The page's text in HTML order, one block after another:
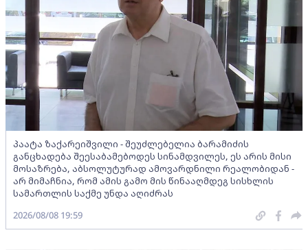
პაატა ზაქარეიშვილი - შეუძლებელია ბარამიძის
განცხადება შეესაბამებოდეს სინამდვილეს, ეს არის მისი
მოსაზრება, აბსოლუტურად ამოვარდნილი რეალობიდან -
არ მიმაჩნია, რომ ამის გამო მის წინააღმდეგ სისხლის
სამართლის საქმე უნდა აღიძრას
2026/08/08 19:59